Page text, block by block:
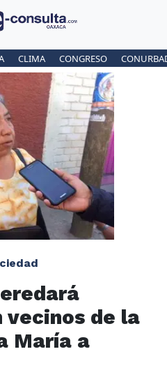
CLIMA CONGRESO
de la
María a